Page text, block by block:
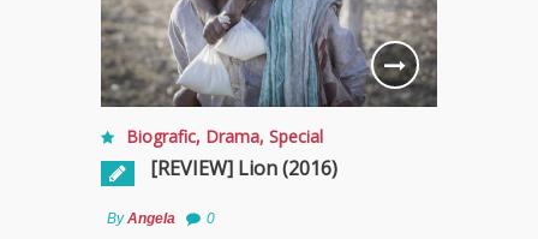
Biografic, Drama, Special
[REVIEW] Lion (2016)
ByAngela 0